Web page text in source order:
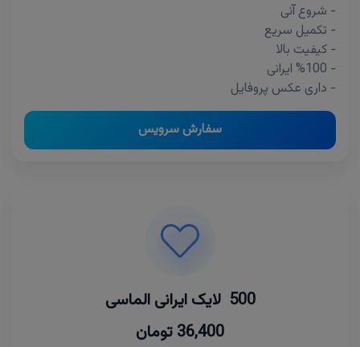
- شروع آنی
- تکمیل سریع
- کیفیت بالا
- %100 ایرانی
- داری عکس پروفایل
سفارش سرویس
500 لایک ایرانی الماسی
36,400 تومان